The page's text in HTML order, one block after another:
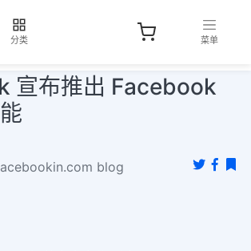
分类 菜单
宣布推出 Facebook
blog